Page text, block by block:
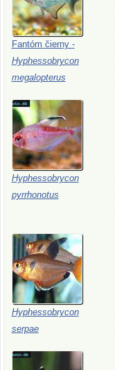
Fantóm čierny -
Hyphessobrycon
megalopterus
Hyphessobrycon
pyrrhonotus
Hyphessobrycon
serpae